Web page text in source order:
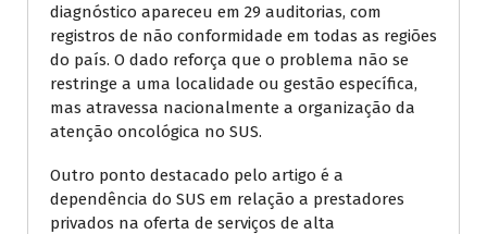
diagnóstico apareceu em 29 auditorias, com
registros de não conformidade em todas as regiões
do país. O dado reforça que o problema não se
restringe a uma localidade ou gestão específica,
mas atravessa nacionalmente a organização da
atenção oncológica no SUS.
Outro ponto destacado pelo artigo é a
dependência do SUS em relação a prestadores
privados na oferta de serviços de alta